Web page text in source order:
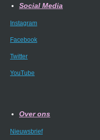
Social Media
Instagram
Facebook
Twitter
YouTube
Over ons
Nieuwsbrief